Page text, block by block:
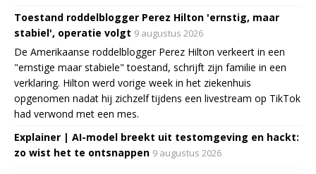
Toestand roddelblogger Perez Hilton 'ernstig, maar
stabiel', operatie volgt 9 augustus 2026
De Amerikaanse roddelblogger Perez Hilton verkeert in een
"ernstige maar stabiele" toestand, schrijft zijn familie in een
verklaring. Hilton werd vorige week in het ziekenhuis
opgenomen nadat hij zichzelf tijdens een livestream op TikTok
had verwond met een mes.
Explainer | AI-model breekt uit testomgeving en hackt:
zo wist het te ontsnappen 9 augustus 2026